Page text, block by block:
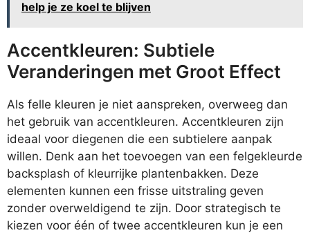
help je ze koel te blijven
Accentkleuren: Subtiele
Veranderingen met Groot Effect
Als felle kleuren je niet aanspreken, overweeg dan
het gebruik van accentkleuren. Accentkleuren zijn
ideaal voor diegenen die een subtielere aanpak
willen. Denk aan het toevoegen van een felgekleurde
backsplash of kleurrijke plantenbakken. Deze
elementen kunnen een frisse uitstraling geven
zonder overweldigend te zijn. Door strategisch te
kiezen voor één of twee accentkleuren kun je een